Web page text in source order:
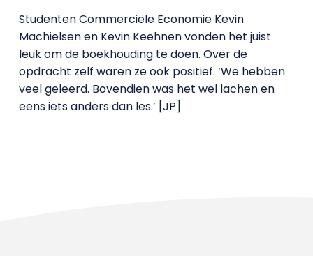
Studenten Commerciële Economie Kevin
Machielsen en Kevin Keehnen vonden het juist
leuk om de boekhouding te doen. Over de
opdracht zelf waren ze ook positief. ‘We hebben
veel geleerd. Bovendien was het wel lachen en
eens iets anders dan les.’ [JP]